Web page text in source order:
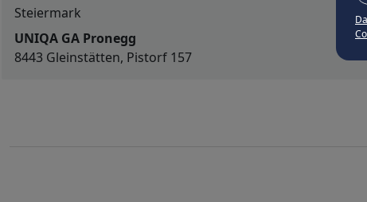
Steiermark
UNIQA GA Pronegg
8443 Gleinstätten, Pistorf 157